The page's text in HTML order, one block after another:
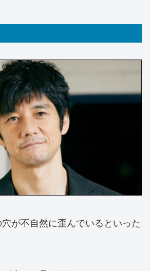
が不自然に歪んでいるといった